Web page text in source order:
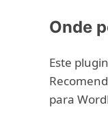
Onde
Este
para